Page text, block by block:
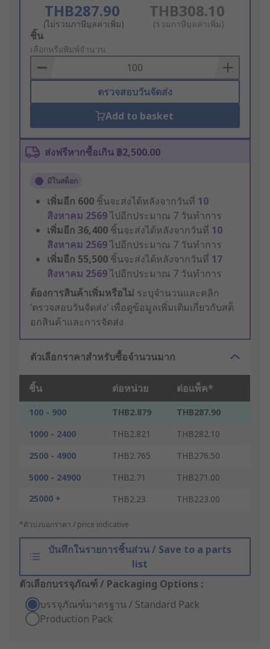
THB287.90
(ไม่รวมภาษีมูลค่าเพิ่ม)
THB308.10
(รวมภาษีมูลค่าเพิ่ม)
Add
to
Basket
ชิ้น
เลือกหรือพิมพ์จำนวน
ตรวจสอบวันจัดส่ง
Add to basket
ส่งฟรีหากซื้อเกิน ฿2,500.00
มีในสต็อก
เพิ่มอีก 600 ชิ้นจะส่งได้หลังจากวันที่ 10
สิงหาคม 2569ไปอีกประมาณ 7 วันทำการ
เพิ่มอีก 36,400 ชิ้นจะส่งได้หลังจากวันที่ 10
สิงหาคม 2569ไปอีกประมาณ 7 วันทำการ
เพิ่มอีก 55,500 ชิ้นจะส่งได้หลังจากวันที่ 17
สิงหาคม 2569ไปอีกประมาณ 7 วันทำการ
ต้องการสินค้าเพิ่มหรือไม่ ระบุจำนวนและคลิก
‘ตรวจสอบวันจัดส่ง’ เพื่อดูข้อมูลเพิ่มเติมเกี่ยวกับสต็
อกสินค้าและการจัดส่ง
ตัวเลือกราคาสำหรับซื้อจำนวนมาก
ชิ้น ต่อหน่วย ต่อแพ็ค*
100 - 900 THB2.879
THB287.90
1000 - 2400
THB2.821
THB282.10
2500 - 4900
THB2.765
THB276.50
5000 - 24900
THB2.71
THB271.00
25000 +
THB2.23 THB223.00
*ตัวบ่งบอกราคา / price indicative
บันทึกในรายการชิ้นส่วน / Save to a parts
list
ตัวเลือกบรรจุภัณฑ์ / Packaging Options :
บรรจุภัณฑ์มาตรฐาน / Standard Pack
Production Pack